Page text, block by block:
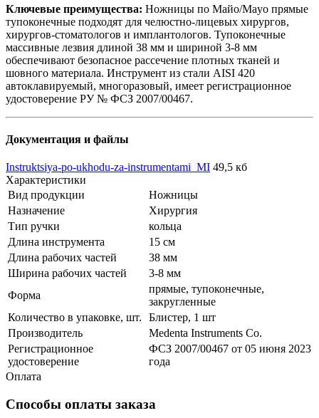
Ключевые преимущества: Ножницы по Майо/Mayo прямые
тупоконечные подходят для челюстно-лицевых хирургов,
хирургов-стоматологов и имплантологов. Тупоконечные
массивные лезвия длиной 38 мм и шириной 3-8 мм
обеспечивают безопасное рассечение плотных тканей и
шовного материала. Инструмент из стали AISI 420
автоклавируемый, многоразовый, имеет регистрационное
удостоверение РУ № ФСЗ 2007/00467.
Документация и файлы
Instruktsiya-po-ukhodu-za-instrumentami_MI 49,5 кб
Характеристики
Вид продукции
Ножницы
Назначение
Хирургия
Тип ручки
кольца
Длина инструмента
15 см
Длина рабочих частей
38 мм
Ширина рабочих частей
3-8 мм
Форма
прямые, тупоконечные,
закругленные
Количество в упаковке, шт.
Блистер, 1 шт
Производитель
Medenta Instruments Co.
Регистрационное
удостоверение
ФСЗ 2007/00467 от 05 июня 2023
года
Оплата
Способы оплаты заказа